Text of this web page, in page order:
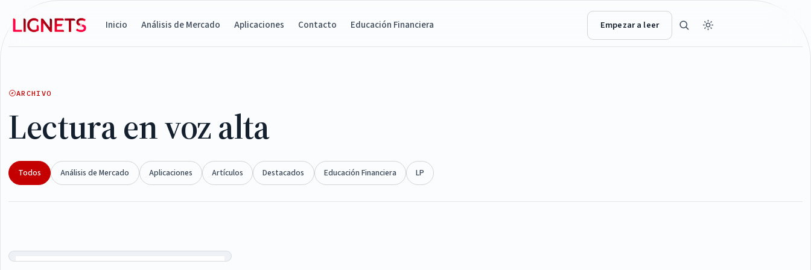
Inicio Análisis de Mercado Aplicaciones Contacto Educación Financiera Empezar a leer
ARCHIVO
Lectura en voz alta
Todos Análisis de Mercado Aplicaciones Artículos Destacados Educación Financiera LP